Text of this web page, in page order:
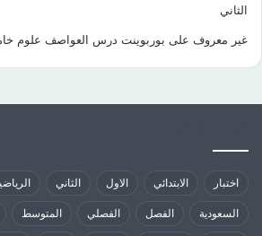
الثاني
غير معروف على بوربوينت درس العواصف علوم
اختبار الابتدائي الاول الثاني
السعودية الفصل الفصلي المتوسط